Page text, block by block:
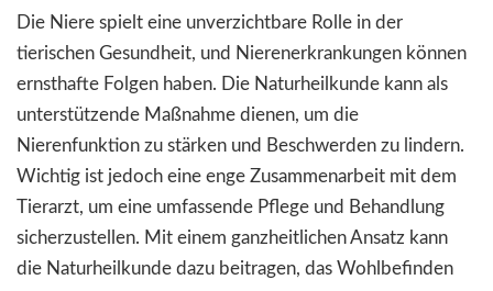
Die Niere spielt eine unverzichtbare Rolle in der
tierischen Gesundheit, und Nierenerkrankungen können
ernsthafte Folgen haben. Die Naturheilkunde kann als
unterstützende Maßnahme dienen, um die
Nierenfunktion zu stärken und Beschwerden zu lindern.
Wichtig ist jedoch eine enge Zusammenarbeit mit dem
Tierarzt, um eine umfassende Pflege und Behandlung
sicherzustellen. Mit einem ganzheitlichen Ansatz kann
die Naturheilkunde dazu beitragen, das Wohlbefinden